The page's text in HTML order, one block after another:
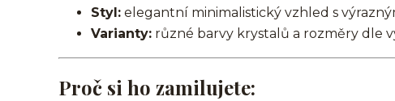
Styl: elegantní minimalistický vzhled s
Varianty: různé barvy krystalů a rozměry dle
Proč si ho zamilujete: